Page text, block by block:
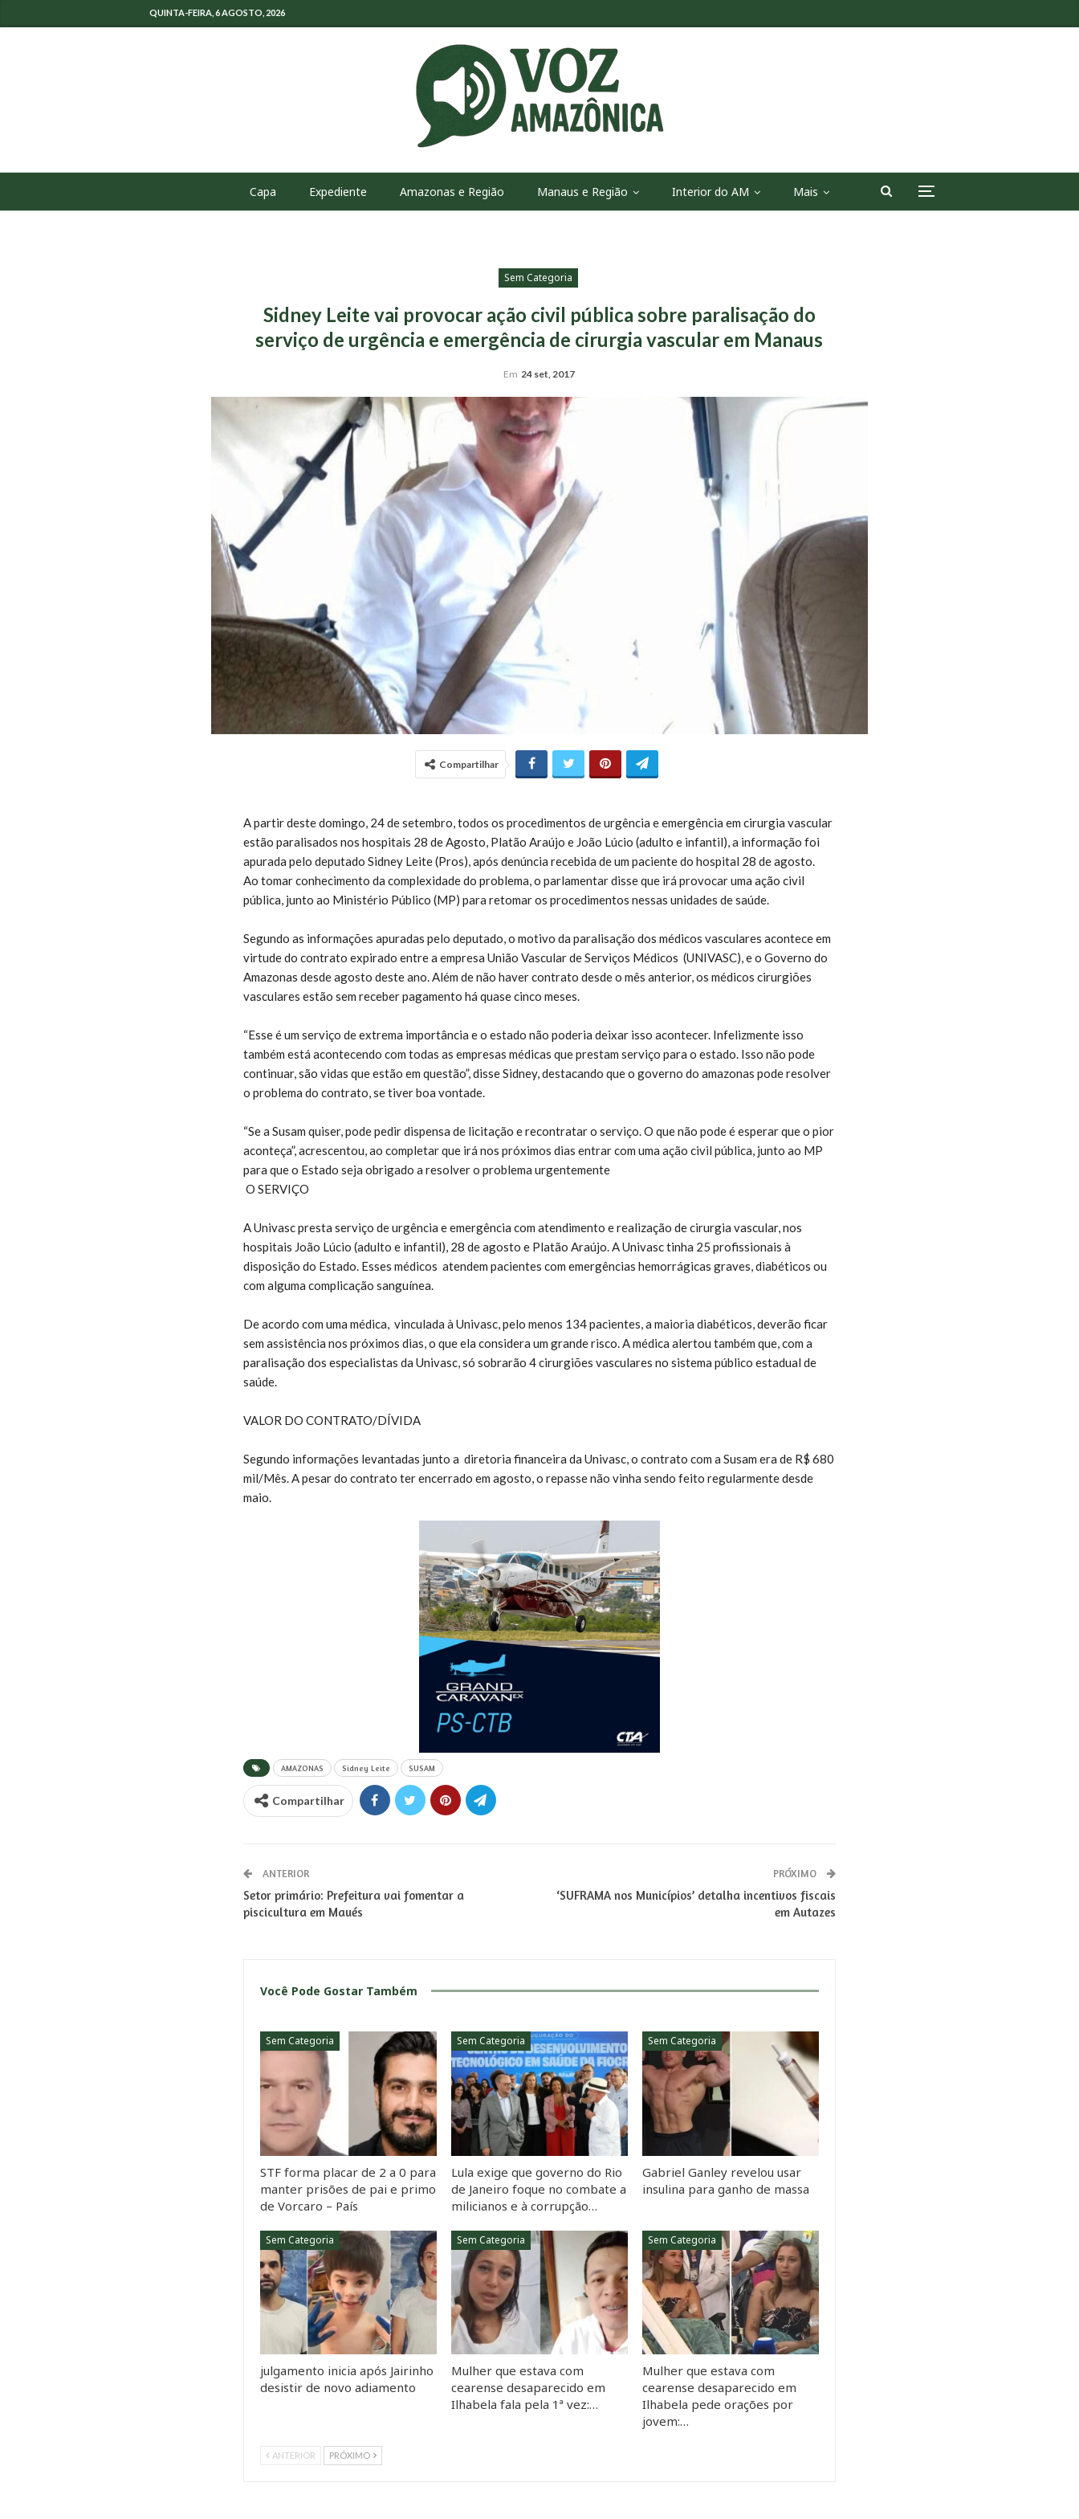
QUINTA-FEIRA, 6 AGOSTO, 2026
Capa Expediente Amazonas e Região Manaus e Região Interior do AM Mais
Sem Categoria
Sidney Leite vai provocar ação civil pública sobre paralisação do
serviço de urgência e emergência de cirurgia vascular em Manaus
Em 24 set, 2017
Compartilhar
A partir deste domingo, 24 de setembro, todos os procedimentos de urgência e emergência em cirurgia vascular
estão paralisados nos hospitais 28 de Agosto, Platão Araújo e João Lúcio (adulto e infantil), a informação foi
apurada pelo deputado Sidney Leite (Pros), após denúncia recebida de um paciente do hospital 28 de agosto.
Ao tomar conhecimento da complexidade do problema, o parlamentar disse que irá provocar uma ação civil
pública, junto ao Ministério Público (MP) para retomar os procedimentos nessas unidades de saúde.
Segundo as informações apuradas pelo deputado, o motivo da paralisação dos médicos vasculares acontece em
virtude do contrato expirado entre a empresa União Vascular de Serviços Médicos (UNIVASC), e o Governo do
Amazonas desde agosto deste ano. Além de não haver contrato desde o mês anterior, os médicos cirurgiões
vasculares estão sem receber pagamento há quase cinco meses.
“Esse é um serviço de extrema importância e o estado não poderia deixar isso acontecer. Infelizmente isso
também está acontecendo com todas as empresas médicas que prestam serviço para o estado. Isso não pode
continuar, são vidas que estão em questão”, disse Sidney, destacando que o governo do amazonas pode resolver
o problema do contrato, se tiver boa vontade.
“Se a Susam quiser, pode pedir dispensa de licitação e recontratar o serviço. O que não pode é esperar que o pior
aconteça”, acrescentou, ao completar que irá nos próximos dias entrar com uma ação civil pública, junto ao MP
para que o Estado seja obrigado a resolver o problema urgentemente
O SERVIÇO
A Univasc presta serviço de urgência e emergência com atendimento e realização de cirurgia vascular, nos
hospitais João Lúcio (adulto e infantil), 28 de agosto e Platão Araújo. A Univasc tinha 25 profissionais à
disposição do Estado. Esses médicos atendem pacientes com emergências hemorrágicas graves, diabéticos ou
com alguma complicação sanguínea.
De acordo com uma médica, vinculada à Univasc, pelo menos 134 pacientes, a maioria diabéticos, deverão ficar
sem assistência nos próximos dias, o que ela considera um grande risco. A médica alertou também que, com a
paralisação dos especialistas da Univasc, só sobrarão 4 cirurgiões vasculares no sistema público estadual de
saúde.
VALOR DO CONTRATO/DÍVIDA
Segundo informações levantadas junto a diretoria financeira da Univasc, o contrato com a Susam era de R$ 680
mil/Mês. A pesar do contrato ter encerrado em agosto, o repasse não vinha sendo feito regularmente desde
maio.
AMAZONAS Sidney Leite SUSAM
Compartilhar
ANTERIOR
Setor primário: Prefeitura vai fomentar a
piscicultura em Maués
PRÓXIMO
‘SUFRAMA nos Municípios’ detalha incentivos fiscais
em Autazes
Você Pode Gostar Também
Sem Categoria
STF forma placar de 2 a 0 para
manter prisões de pai e primo
de Vorcaro – País
Sem Categoria
Lula exige que governo do Rio
de Janeiro foque no combate a
milicianos e à corrupção…
Sem Categoria
Gabriel Ganley revelou usar
insulina para ganho de massa
Sem Categoria
julgamento inicia após Jairinho
desistir de novo adiamento
Sem Categoria
Mulher que estava com
cearense desaparecido em
Ilhabela fala pela 1ª vez:…
Sem Categoria
Mulher que estava com
cearense desaparecido em
Ilhabela pede orações por
jovem:…
ANTERIOR PRÓXIMO